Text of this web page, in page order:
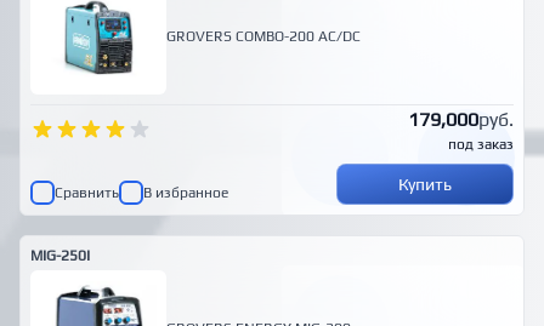
GROVERS COMBO-200 AC/DC
179,000руб.
под заказ
Сравнить В избранное Купить
MIG-250I